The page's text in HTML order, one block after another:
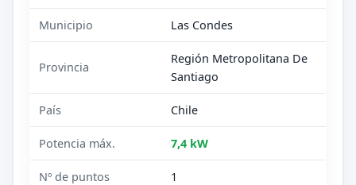
Municipio Las Condes
Provincia
Región Metropolitana De
Santiago
País Chile
Potencia máx. 7,4 kW
Nº de puntos 1